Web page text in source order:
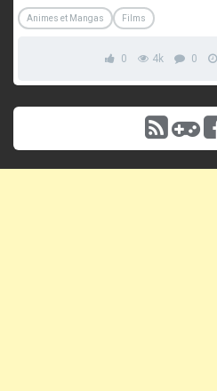
Animes et Mangas Films
0 4k 0